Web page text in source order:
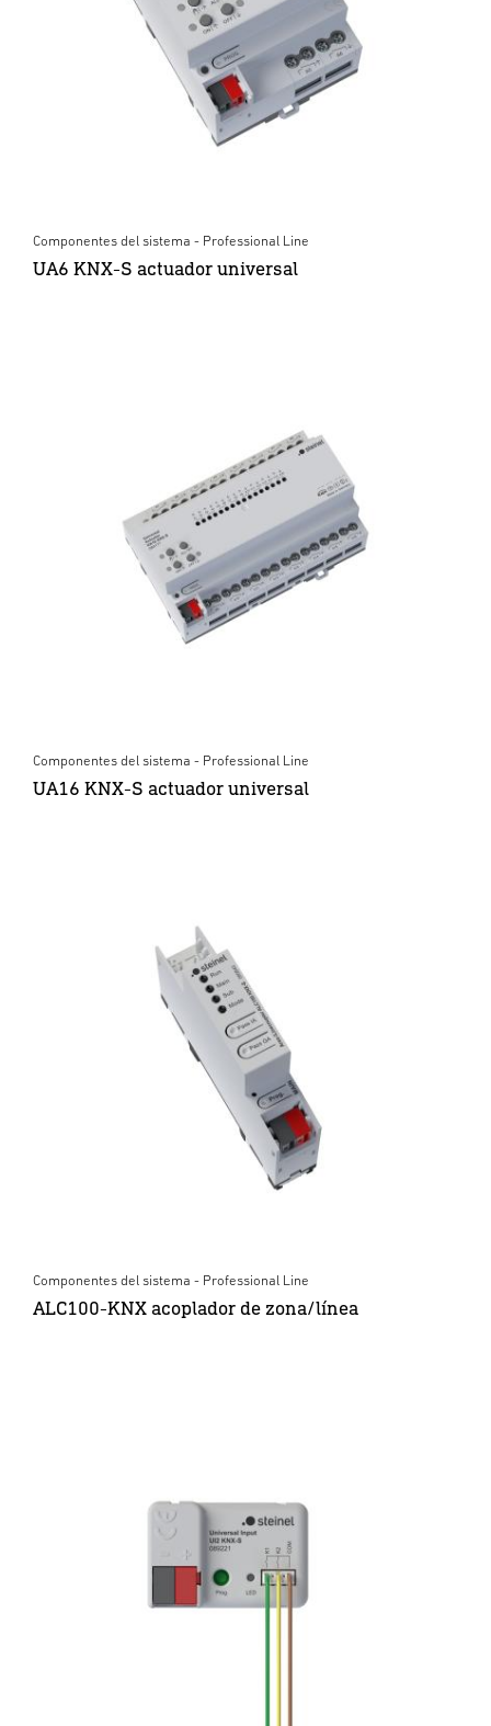
Componentes del sistema - Professional Line
UA6 KNX-S actuador universal
Componentes del sistema - Professional Line
UA16 KNX-S actuador universal
Componentes del sistema - Professional Line
ALC100-KNX acoplador de zona/línea